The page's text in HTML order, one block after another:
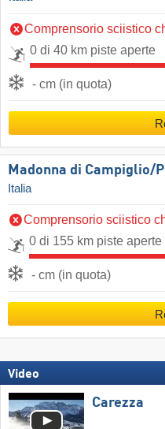
Comprensorio sciistico
0 di 40 km piste aperte
- cm (in quota)
Madonna di
Italia
Comprensorio sciistico
0 di 155 km piste aperte
- cm (in quota)
Video
Carezza